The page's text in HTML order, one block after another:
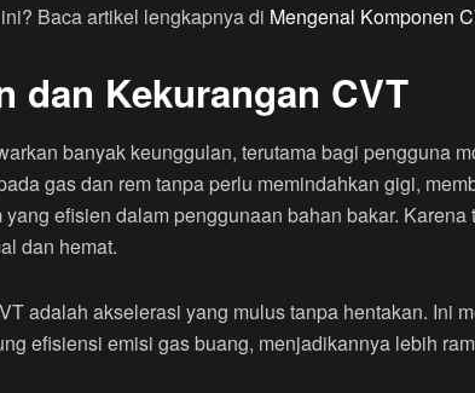
Baca artikel lengkapnya di Mengenal Komponen
dan Kekurangan CVT
banyak keunggulan, terutama bagi pengguna
gas dan rem tanpa perlu memindahkan gigi,
efisien dalam penggunaan bahan bakar.
dan hemat.
adalah akselerasi yang mulus tanpa hentakan. Ini
efisiensi emisi gas buang, menjadikannya lebih